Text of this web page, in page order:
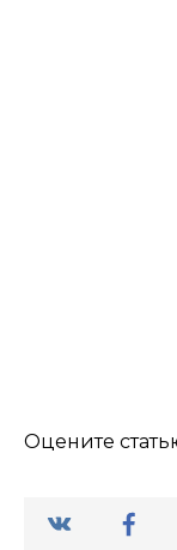
Оцените